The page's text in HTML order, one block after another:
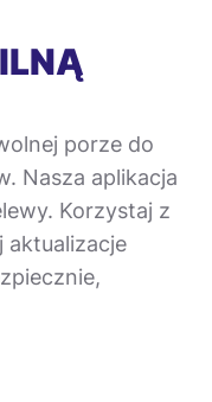
porze do
Nasza aplikacja
Korzystaj z
aktualizacje